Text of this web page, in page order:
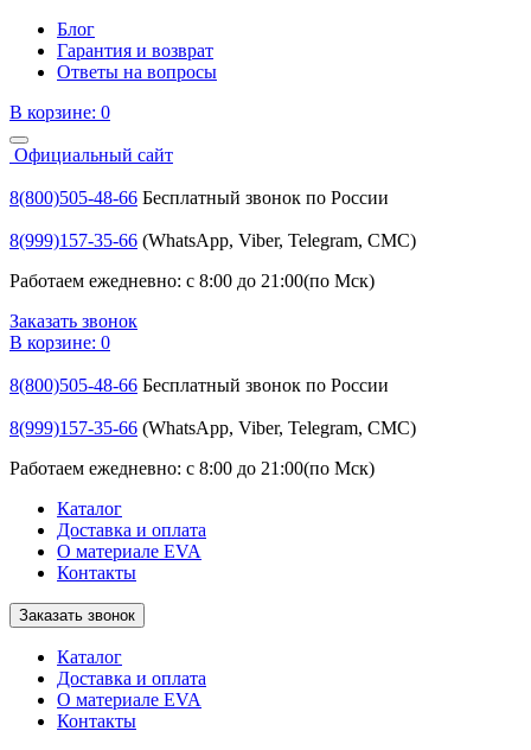
Блог
Гарантия и возврат
Ответы на вопросы
В корзине: 0
Официальный сайт
8(800)505-48-66 Бесплатный звонок по России
8(999)157-35-66 (WhatsApp, Viber, Telegram, СМС)
Работаем ежедневно: с 8:00 до 21:00(по Мск)
Заказать звонок
В корзине: 0
8(800)505-48-66 Бесплатный звонок по России
8(999)157-35-66 (WhatsApp, Viber, Telegram, СМС)
Работаем ежедневно: с 8:00 до 21:00(по Мск)
Каталог
Доставка и оплата
О материале EVA
Контакты
Заказать звонок
Каталог
Доставка и оплата
О материале EVA
Контакты